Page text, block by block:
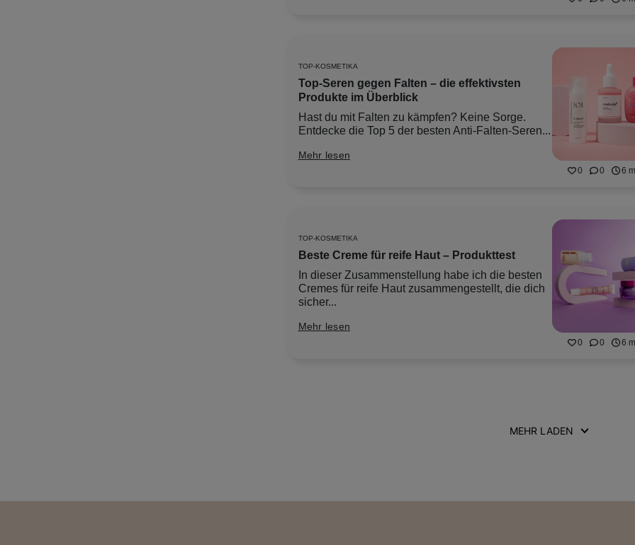
0 0 6
TOP-KOSMETIKA
Top-Seren gegen Falten – die effektivsten
Produkte im Überblick
Hast du mit Falten zu kämpfen? Keine Sorge.
Entdecke die Top 5 der besten Anti-Falten-Seren...
Mehr lesen
0 0 6
TOP-KOSMETIKA
Beste Creme für reife Haut – Produkttest
In dieser Zusammenstellung habe ich die besten
Cremes für reife Haut zusammengestellt, die dich
sicher...
Mehr lesen
MEHR LADEN